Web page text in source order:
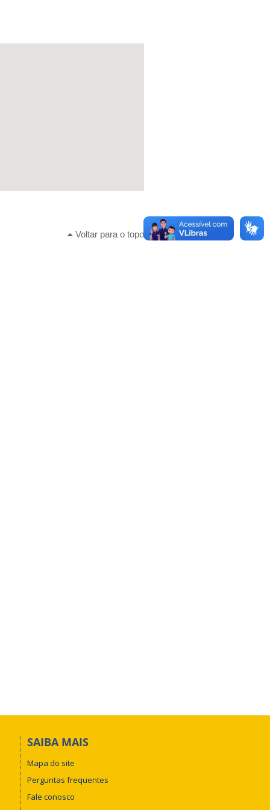
Voltar para o topo
SAIBA MAIS
Mapa do site
Perguntas frequentes
Fale conosco